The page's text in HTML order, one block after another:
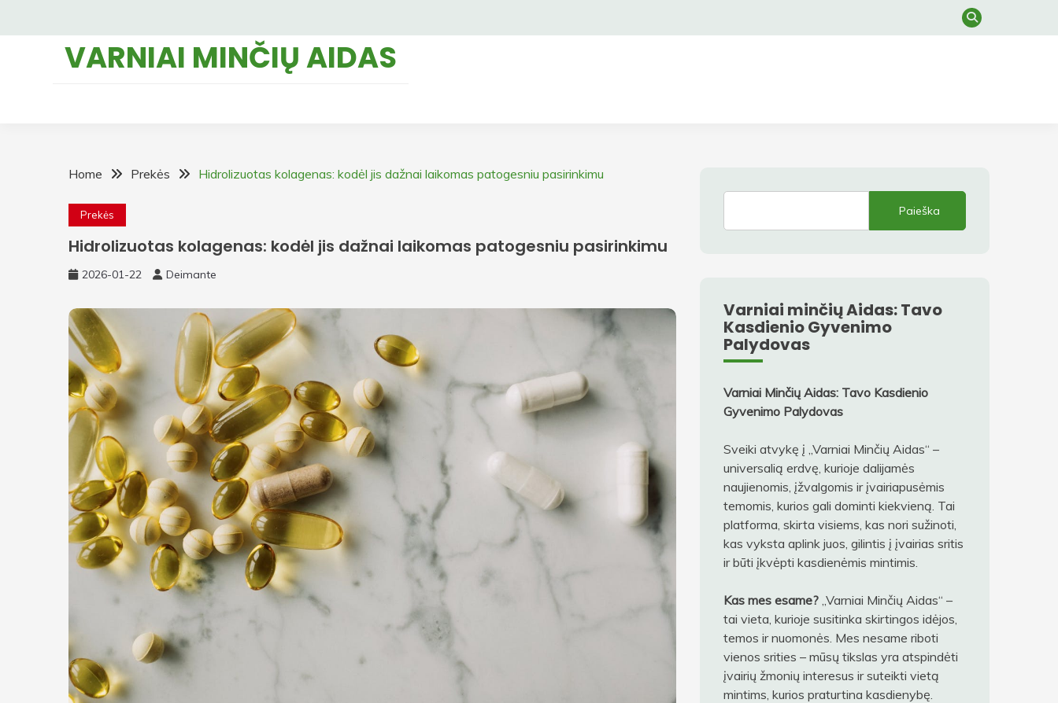
VARNIAI MINČIŲ AIDAS
Home Prekės Hidrolizuotas kolagenas: kodėl jis dažnai laikomas patogesniu pasirinkimu
Prekės
Hidrolizuotas kolagenas: kodėl jis dažnai laikomas patogesniu pasirinkimu
2026-01-22 Deimante
Paieška
Varniai minčių Aidas: Tavo
Kasdienio Gyvenimo
Palydovas
Varniai Minčių Aidas: Tavo Kasdienio
Gyvenimo Palydovas
Sveiki atvykę į „Varniai Minčių Aidas“ –
universalią erdvę, kurioje dalijamės
naujienomis, įžvalgomis ir įvairiapusėmis
temomis, kurios gali dominti kiekvieną. Tai
platforma, skirta visiems, kas nori sužinoti,
kas vyksta aplink juos, gilintis į įvairias sritis
ir būti įkvėpti kasdienėmis mintimis.
Kas mes esame?„Varniai Minčių Aidas“ –
tai vieta, kurioje susitinka skirtingos idėjos,
temos ir nuomonės. Mes nesame riboti
vienos srities – mūsų tikslas yra atspindėti
įvairių žmonių interesus ir suteikti vietą
mintims, kurios praturtina kasdienybę.